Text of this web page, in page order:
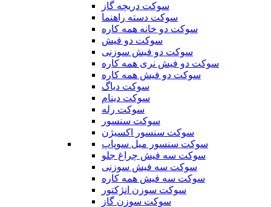
سوکت دریچه گاز
سوکت دسته راهنما
سوکت دو خانه همه کاره
سوکت دو فیش
سوکت دو فیش سوزنی
سوکت دو فیش نری همه کاره
سوکت دو فیش همه کاره
سوکت دیاگ
سوکت دینام
سوکت رله
سوکت سنسور
سوکت سنسور اکسیژن
سوکت سنسور میل سوپاپ
سوکت سه فیش چراغ جلو
سوکت سه فیش سوزنی
سوکت سه فیش همه کاره
سوکت سوزن انژکتور
سوکت سوزن گاز